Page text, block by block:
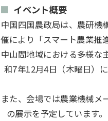
イベント概要
中国四国農政局は、農研機
催により「スマート農業推
中山間地域における多様な
和7年12月4日（木曜日）
また、会場では農業機械メ
の展示を予定しています